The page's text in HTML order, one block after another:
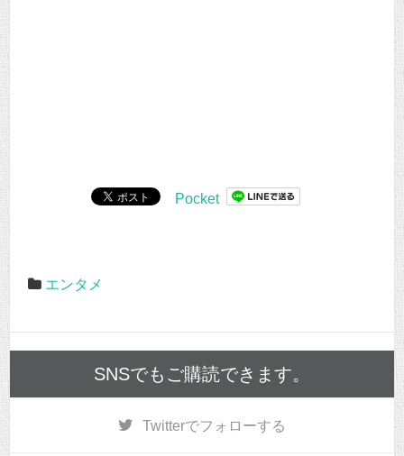
Pocket
エンタメ
SNSでもご購読できます。
Twitterでフォローする